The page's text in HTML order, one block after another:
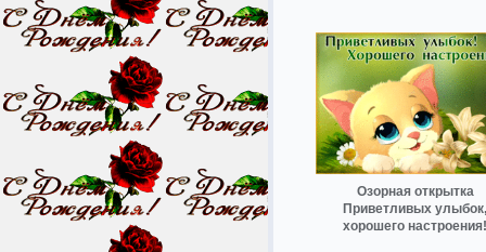
Озорная открытка
Приветливых улыбок,
хорошего настроения!